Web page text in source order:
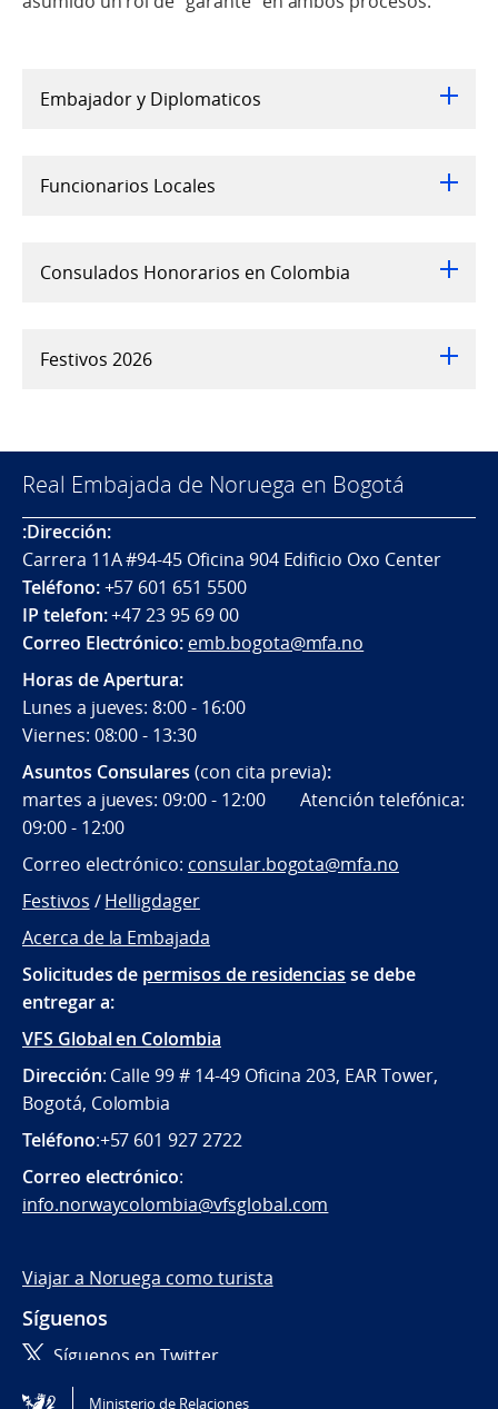
Embajador y Diplomaticos
Funcionarios Locales
Consulados Honorarios en Colombia
Festivos 2026
Real Embajada de Noruega en Bogotá
:Dirección:
Carrera 11A #94-45 Oficina 904 Edificio Oxo Center
Teléfono:+57 601 651 5500
IP telefon:+47 23 95 69 00
Correo Electrónico: emb.bogota@mfa.no
Horas de Apertura:
Lunes a jueves: 8:00 - 16:00
Viernes: 08:00 - 13:30
Asuntos Consulares(con cita previa):
martes a jueves: 09:00 - 12:00 Atención telefónica:
09:00 - 12:00
Correo electrónico: consular.bogota@mfa.no
Festivos /Helligdager
Acerca de la Embajada
Solicitudes de permisos de residencias se debe
entregar a:
VFS Global en Colombia
Dirección: Calle 99 # 14-49 Oficina 203, EAR Tower,
Bogotá, Colombia
Teléfono:+57 601 927 2722
Correo electrónico:
info.norwaycolombia@vfsglobal.com
Viajar a Noruega como turista
Síguenos
Síguenos en Twitter
Ministerio de Relaciones